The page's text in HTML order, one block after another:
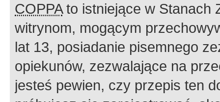
COPPAto istniejące w Stanach
witrynom, mogącym
lat 13, posiadanie pisemnego
opiekunów, zezwalające na
jesteś pewien, czy przepis ten